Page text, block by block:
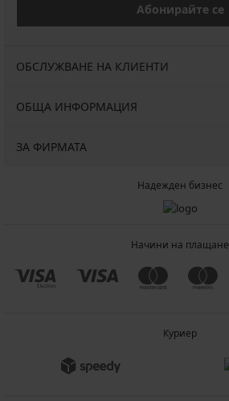
Абонирайте се
ОБСЛУЖВАНЕ НА КЛИЕНТИ
ОБЩА ИНФОРМАЦИЯ
ЗА ФИРМАТА
Надежден бизнес
Начини на плащане
Куриер